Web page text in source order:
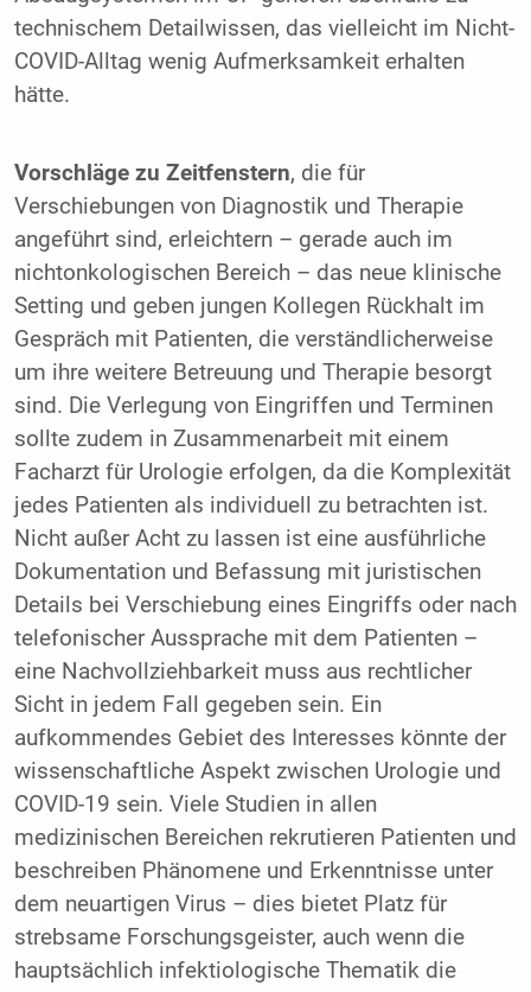
technischem Detailwissen, das vielleicht im Nicht-
COVID-Alltag wenig Aufmerksamkeit erhalten
hätte.
Vorschläge zu Zeitfenstern, die für
Verschiebungen von Diagnostik und Therapie
angeführt sind, erleichtern – gerade auch im
nichtonkologischen Bereich – das neue klinische
Setting und geben jungen Kollegen Rückhalt im
Gespräch mit Patienten, die verständlicherweise
um ihre weitere Betreuung und Therapie besorgt
sind. Die Verlegung von Eingriffen und Terminen
sollte zudem in Zusammenarbeit mit einem
Facharzt für Urologie erfolgen, da die Komplexität
jedes Patienten als individuell zu betrachten ist.
Nicht außer Acht zu lassen ist eine ausführliche
Dokumentation und Befassung mit juristischen
Details bei Verschiebung eines Eingriffs oder nach
telefonischer Aussprache mit dem Patienten –
eine Nachvollziehbarkeit muss aus rechtlicher
Sicht in jedem Fall gegeben sein. Ein
aufkommendes Gebiet des Interesses könnte der
wissenschaftliche Aspekt zwischen Urologie und
COVID-19 sein. Viele Studien in allen
medizinischen Bereichen rekrutieren Patienten und
beschreiben Phänomene und Erkenntnisse unter
dem neuartigen Virus – dies bietet Platz für
strebsame Forschungsgeister, auch wenn die
hauptsächlich infektiologische Thematik die